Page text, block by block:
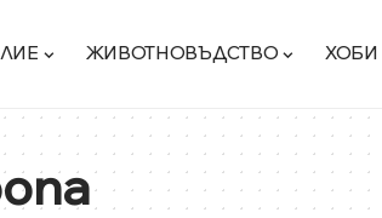
ЖИВОТНОВЪДСТВО ХОБИ